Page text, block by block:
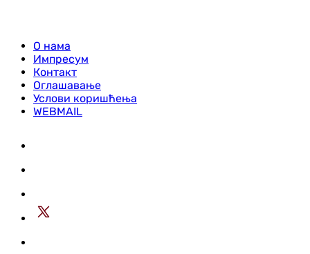
О нама
Импресум
Контакт
Оглашавање
Услови коришћења
WEBMAIL